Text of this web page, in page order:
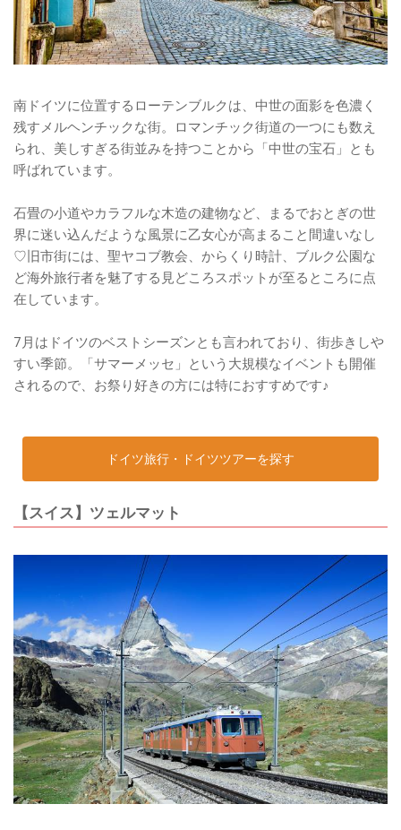
南ドイツに位置するローテンブルクは、中世の面影を色濃く
残すメルヘンチックな街。ロマンチック街道の一つにも数え
られ、美しすぎる街並みを持つことから「中世の宝石」とも
呼ばれています。
石畳の小道やカラフルな木造の建物など、まるでおとぎの世
界に迷い込んだような風景に乙女心が高まること間違いなし
♡旧市街には、聖ヤコブ教会、からくり時計、ブルク公園な
ど海外旅行者を魅了する見どころスポットが至るところに点
在しています。
7月はドイツのベストシーズンとも言われており、街歩きしや
すい季節。「サマーメッセ」という大規模なイベントも開催
されるので、お祭り好きの方には特におすすめです♪
ドイツ旅行・ドイツツアーを探す
【スイス】ツェルマット